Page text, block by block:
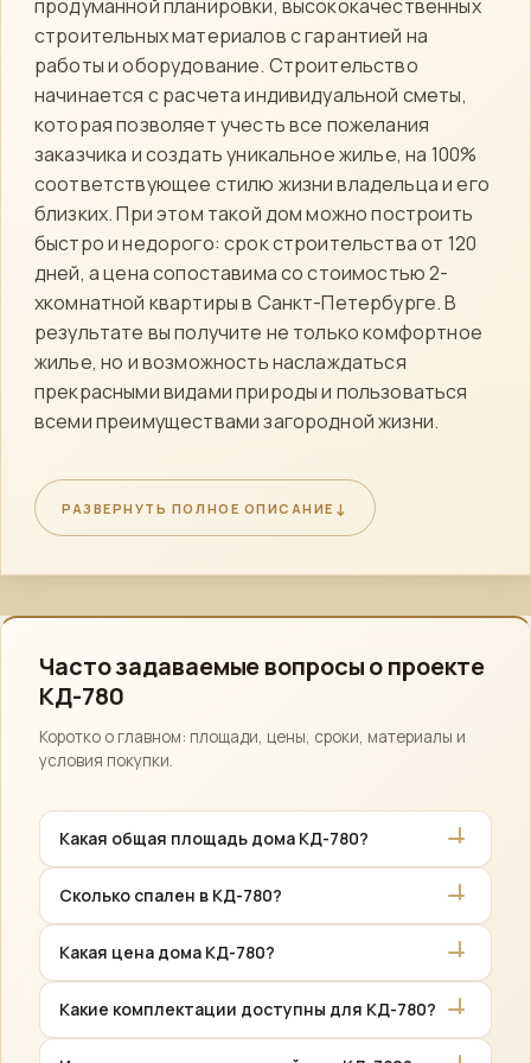
продуманной планировки, высококачественных
строительных материалов с гарантией на
работы и оборудование. Строительство
начинается с расчета индивидуальной сметы,
которая позволяет учесть все пожелания
заказчика и создать уникальное жилье, на 100%
соответствующее стилю жизни владельца и его
близких. При этом такой дом можно построить
быстро и недорого: срок строительства от 120
дней, а цена сопоставима со стоимостью 2-
хкомнатной квартиры в Санкт-Петербурге. В
результате вы получите не только комфортное
жилье, но и возможность наслаждаться
прекрасными видами природы и пользоваться
всеми преимуществами загородной жизни.
возможности заказа его постройки на вашем участке,
свяжитесь с менеджером компании по указанным
РАЗВЕРНУТЬ ПОЛНОЕ ОПИСАНИЕ ↓
Часто задаваемые вопросы о проекте
КД-780
Коротко о главном: площади, цены, сроки, материалы и
условия покупки.
Какая общая площадь дома КД-780?
Сколько спален в КД-780?
состав помещений — на планировке.
Какая цена дома КД-780?
контур» от 8 400 000 ₽, «Предчистовая отделка»
до 10 150 000 ₽. Точную смету рассчитываем
Какие комплектации доступны для КД-780?